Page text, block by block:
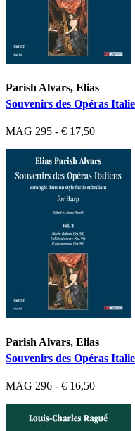
Parish Alvars, Elias
Souvenirs des Opéras
MAG 295 - € 17,50
Parish Alvars, Elias
Souvenirs des Opéras
MAG 296 - € 16,50